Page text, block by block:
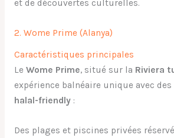
et de découvertes culturelles.
2. Wome Prime (Alanya)
Caractéristiques principales
Le Wome Prime, situé sur la Riviera
expérience balnéaire unique avec
halal-friendly :
Des plages et piscines privées